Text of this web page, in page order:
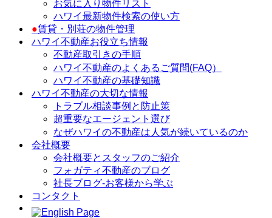
お気に入り物件リスト
ハワイ最新物件検索の使い方
●賃貸・別荘の物件管理
ハワイ不動産お役立ち情報
不動産取引きの手順
ハワイ不動産のよくあるご質問(FAQ）
ハワイ不動産の基礎知識
ハワイ不動産の大切な情報
トラブル相談事例と防止策
超重要なエージェント選び
なぜハワイの不動産は人気が続いているのか
会社概要
会社概要とスタッフのご紹介
フォガティ不動産のブログ
社長ブログ-お客様から学ぶ
コンタクト